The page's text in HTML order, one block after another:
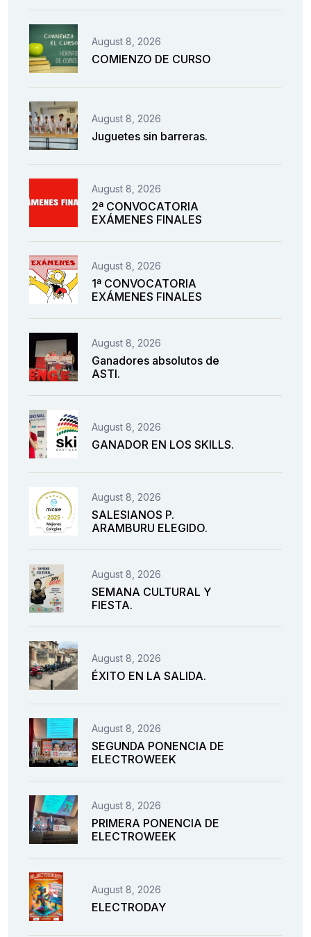
August 8, 2026
COMIENZO DE CURSO
August 8, 2026
Juguetes sin barreras.
August 8, 2026
2ª CONVOCATORIA
EXÁMENES FINALES
August 8, 2026
1ª CONVOCATORIA
EXÁMENES FINALES
August 8, 2026
Ganadores absolutos de
ASTI.
August 8, 2026
GANADOR EN LOS SKILLS.
August 8, 2026
SALESIANOS P.
ARAMBURU ELEGIDO.
August 8, 2026
SEMANA CULTURAL Y
FIESTA.
August 8, 2026
ÉXITO EN LA SALIDA.
August 8, 2026
SEGUNDA PONENCIA DE
ELECTROWEEK
August 8, 2026
PRIMERA PONENCIA DE
ELECTROWEEK
August 8, 2026
ELECTRODAY